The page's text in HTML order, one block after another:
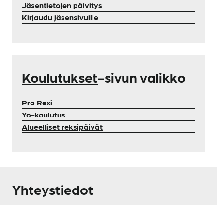
Jäsentietojen päivitys
Kirjaudu jäsensivuille
Koulutukset-sivun valikko
Pro Rexi
Yo-koulutus
Alueelliset reksipäivät
Yhteystiedot